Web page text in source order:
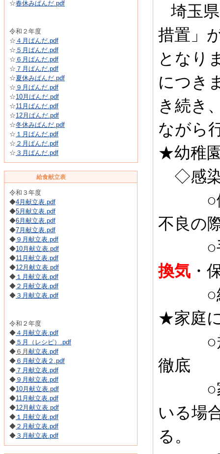
☆春休みぱんだ.pdf
令和２年度
☆ ４月ぱんだ.pdf
☆ ５月ぱんだ.pdf
☆ ６月ぱんだ.pdf
☆ ７月ぱんだ.pdf
☆夏休みぱんだ.pdf
☆ ９月ぱんだ.pdf
☆10月ぱんだ.pdf
☆11月ぱんだ.pdf
☆12月ぱんだ.pdf
☆冬休みぱんだ.pdf
☆ １月ぱんだ.pdf
☆ ２月ぱんだ.pdf
☆ ３月ぱんだ.pdf
給食献立表
令和３年度
◆4月献立表.pdf
◆5月献立表.pdf
◆6月献立表.pdf
◆7月献立表.pdf
◆ ９月献立表.pdf
◆10月献立表.pdf
◆11月献立表.pdf
◆12月献立表.pdf
◆ １月献立表.pdf
◆ ２月献立表.pdf
◆ ３月献立表.pdf
令和２年度
◆ ４月献立表.pdf
◆ ５月（レシピ）.pdf
◆ ６月 献立表.pdf
◆ ６月献立表２.pdf
◆ ７月献立表.pdf
◆ ９月献立表.pdf
◆10月献立表.pdf
◆11月献立表.pdf
◆12月献立表.pdf
◆ １月献立表.pdf
◆ ２月献立表.pdf
◆ ３月献立表.pdf
埼玉
措置」
となり
につき
き続き
ながら
★幼稚
◇感染
○健
不良の
○手
換気 ・
○給
★家庭
○規
徹底
○家
いる場
る。